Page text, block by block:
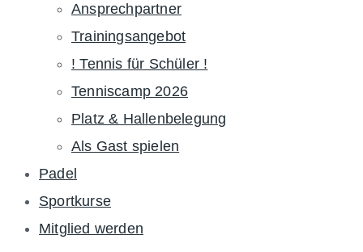
Ansprechpartner
Trainingsangebot
! Tennis für Schüler !
Tenniscamp 2026
Platz & Hallenbelegung
Als Gast spielen
Padel
Sportkurse
Mitglied werden